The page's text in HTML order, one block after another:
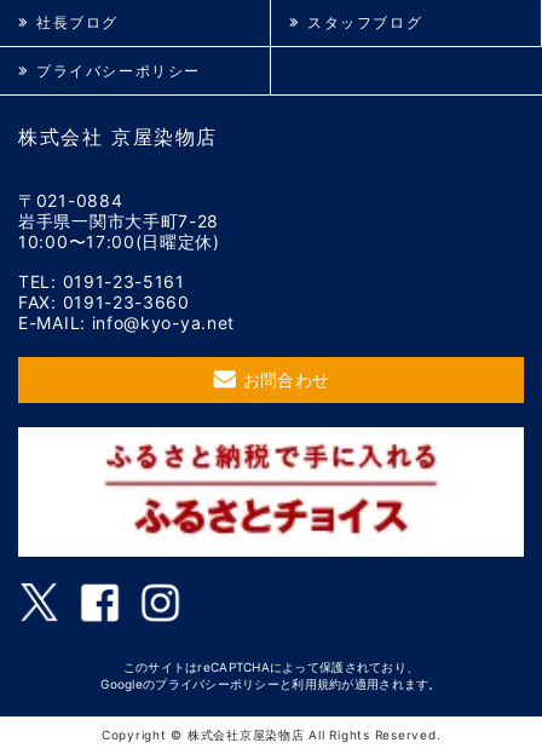
株式会社 京屋染物店
〒021-0884
岩手県一関市大手町7-28
10:00〜17:00(日曜定休)
TEL: 0191-23-5161
FAX: 0191-23-3660
E-MAIL: info@kyo-ya.net
お問合わせ
社長ブログ スタッフブログ
プライバシーポリシー
このサイトはreCAPTCHAによって保護されており、
Googleのプライバシーポリシー と利用規約が適用されます。
Copyright © 株式会社京屋染物店 All Rights Reserved.